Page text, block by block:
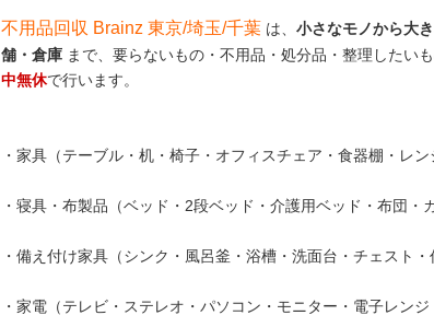
不用品回収 Brainz 東京/埼玉/千葉 は、 小さなモノから大
舗・倉庫 まで、要らないもの・不用品・処分品・整理したい
中無休で行います。
・家具（テーブル・机・椅子・オフィスチェア・食器棚・レ
・寝具・布製品（ベッド・2段ベッド・介護用ベッド・布団・
・備え付け家具（シンク・風呂釜・浴槽・洗面台・チェスト
・家電（テレビ・ステレオ・パソコン・モニター・電子レン